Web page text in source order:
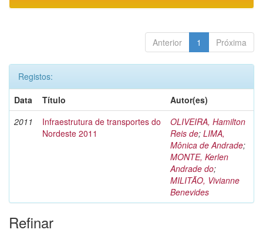
Anterior 1 Próxima
Registos:
Data
Título
Autor(es)
2011
Infraestrutura de transportes do
Nordeste 2011
OLIVEIRA, Hamilton
Reis de; LIMA,
Mônica de Andrade;
MONTE, Kerlen
Andrade do;
MILITÃO, Vivianne
Benevides
Refinar